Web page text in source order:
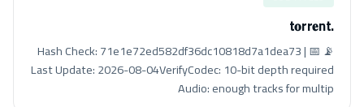
.t𝐨rr𝐞nt
📡 Hash Check: 71e1e72ed582df36dc10818d7a1dea73 | 📅
Last Update: 2026-08-04VerifyCodec: 10-bit depth required
Audio: enough tracks for multip